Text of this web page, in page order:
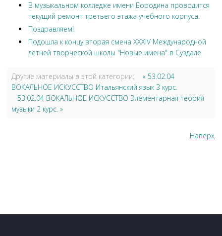
В музыкальном колледже имени Бородина проводится
текущий ремонт третьего этажа учебного корпуса.
Поздравляем!
Подошла к концу вторая смена XXXIV Международной
летней творческой школы "Новые имена" в Суздале.
Другие материалы в этой категории:
« 53.02.04
ВОКАЛЬНОЕ ИСКУССТВО Итальянский язык 3 курс.
53.02.04 ВОКАЛЬНОЕ ИСКУССТВО Элементарная теория
музыки 2 курс. »
Наверх